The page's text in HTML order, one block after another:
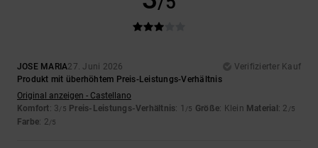
JOSE MARIA27. Juni 2026
Verifizierter Kauf
Produkt mit überhöhtem Preis-Leistungs-Verhältnis
Original anzeigen - Castellano
Komfort: 3/5 Preis-Leistungs-Verhältnis: 1 /5 Größe: Klein Material: 2 /5
Farbe: 2/5